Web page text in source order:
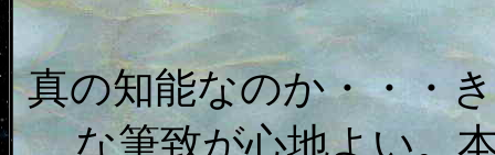
真の知能なのか・・・
な筆致が心地よい。